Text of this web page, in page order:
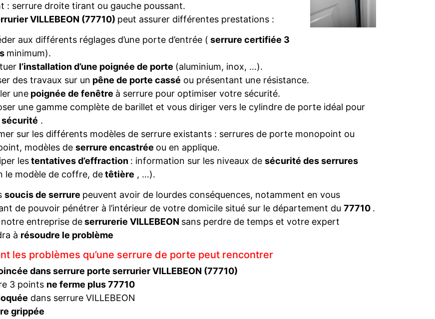
: serrure droite tirant ou gauche poussant.
VILLEBEON (77710) peut assurer différentes prestations :
aux différents réglages d’une porte d’entrée ( serrure certifiée 3
minimum).
l’installation d’une poignée de porte (aluminium, inox, …).
des travaux sur un pêne de porte cassé ou présentant une résistance.
unepoignée de fenêtre à serrure pour optimiser votre sécurité.
une gamme complète de barillet et vous diriger vers le cylindre de porte idéal pour
.
sur les différents modèles de serrure existants : serrures de porte monopoint ou
modèles de serrure encastrée ou en applique.
lestentatives d’effraction : information sur les niveaux de sécurité des serrures
le modèle de coffre, detêtière , …).
soucis de serrure peuvent avoir de lourdes conséquences, notamment en vous
de pouvoir pénétrer à l’intérieur de votre domicile situé sur le département du 77710 .
entreprise deserrurerie VILLEBEON sans perdre de temps et votre expert
à résoudre le problème
les problèmes qu’une serrure de porte peut rencontrer
dans serrure porte serrurier VILLEBEON (77710)
3 points ne ferme plus 77710
dans serrure VILLEBEON
grippée